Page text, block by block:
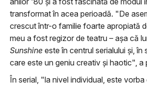
transformat în acea perioadă. "De
crescut într-o familie foarte apropiată
meu a fost regizor de teatru – așa că
Sunshine este în centrul serialului și, în
care este un geniu creativ și haotic", a
În serial, "la nivel individual, este vorba